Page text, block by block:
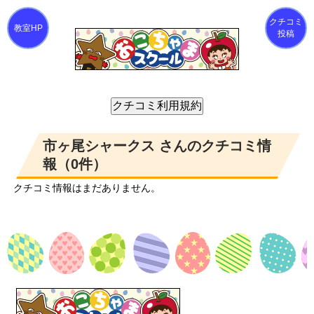
クチコミ
投稿
市ヶ尾シャークス さんのクチコミ情
報（0件）
クチコミ情報はまだありません。